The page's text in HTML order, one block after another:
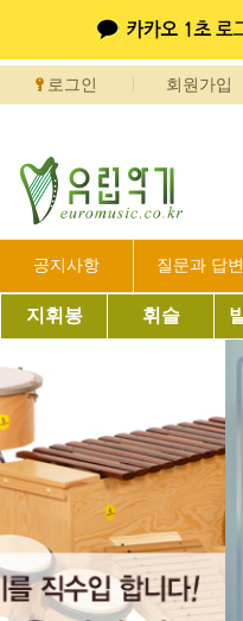
로그인 회원가입
공지사항 질문과 답변
지휘봉 휘슬